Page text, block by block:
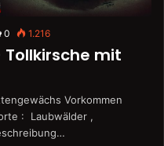
0 1.216
mit
Vorkommen
: Laubwälder ,